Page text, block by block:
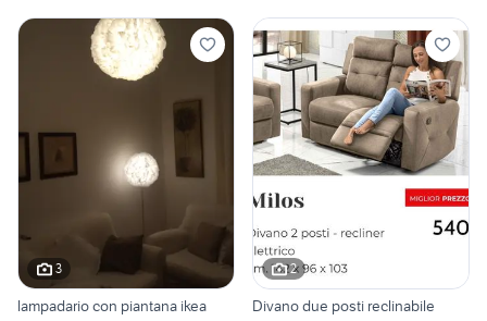
3
lampadario con piantana ikea
2
Divano due posti reclinabile